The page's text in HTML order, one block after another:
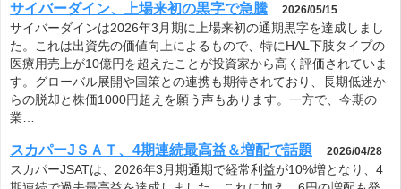
サイバーダイン、上場来初の黒字で急騰 2026/05/15
サイバーダインは2026年3月期に上場来初の通期黒字を達成しまし
た。これは出資先の価値向上によるもので、特にHAL下肢タイプの
医療用売上が10億円を超えたことが投資家から高く評価されていま
す。グローバル展開や国策との連携も期待されており、長期低迷か
らの脱却と株価1000円超えを願う声もあります。一方で、今期の
業…
スカパーJＳＡＴ、4期連続最高益＆増配で話題 2026/04/28
スカパーJSATは、2026年3月期通期で経常利益が10%増となり、4